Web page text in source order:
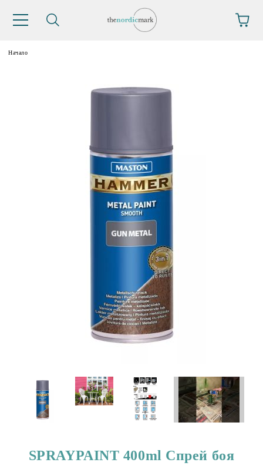
Начало
SPRAYPAINT 400ml Спрей боя